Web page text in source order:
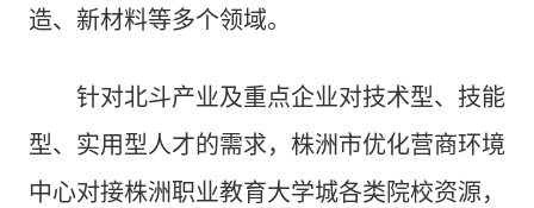
造、新材料等多个领域。
针对北斗产业及重点企业对技术型、技能
型、实用型人才的需求，株洲市优化营商环境
中心对接株洲职业教育大学城各类院校资源，